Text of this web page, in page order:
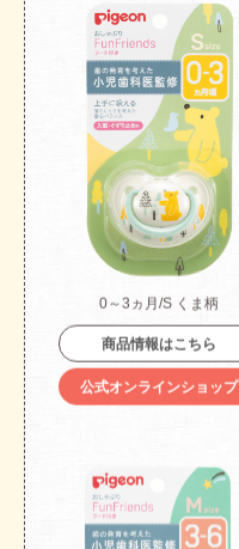
0～3ヵ月/S くま柄
商品情報はこちら
公式オンラインショップ